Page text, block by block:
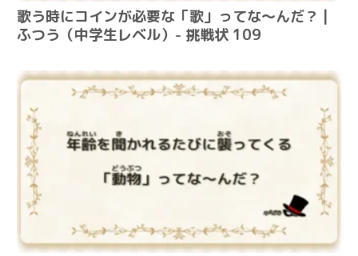
歌う時にコインが必要な「歌」ってな～んだ？ |
ふつう（中学生レベル）- 挑戦状 109